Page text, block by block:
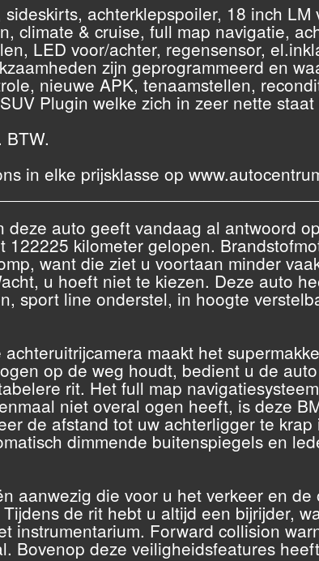
achterklepspoiler, 18 inch
climate & cruise, full map navigatie,
LED voor/achter, regensensor,
zijn geprogrammeerd en
nieuwe APK, tenaamstellen,
Plugin welke zich in zeer nette staat
in elke prijsklasse op
auto geeft vandaag al antwoord
kilometer gelopen.
want die ziet u voortaan minder
u hoeft niet te kiezen. Deze auto
sport line onderstel, in hoogte
maakt het
op de weg houdt, bedient u de
rit. Het full map
niet overal ogen heeft, is deze
de afstand tot uw achterligger te
dimmende buitenspiegels en
aanwezig die voor u het verkeer en
de rit hebt u altijd een bijrijder,
instrumentarium. Forward collision
Bovenop deze veiligheidsfeatures